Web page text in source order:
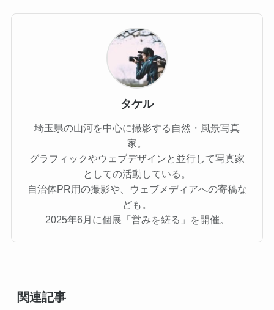
タケル
埼玉県の山河を中心に撮影する自然・風景写真
家。
グラフィックやウェブデザインと並行して写真家
としての活動している。
自治体PR用の撮影や、ウェブメディアへの寄稿な
ども。
2025年6月に個展「営みを縒る」を開催。
関連記事